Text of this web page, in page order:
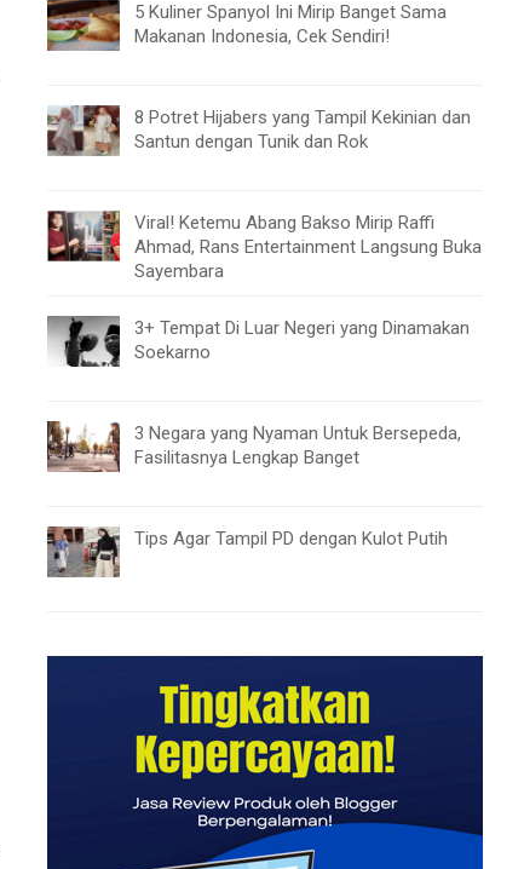
5 Kuliner Spanyol Ini Mirip Banget Sama
Makanan Indonesia, Cek Sendiri!
8 Potret Hijabers yang Tampil Kekinian dan
Santun dengan Tunik dan Rok
Viral! Ketemu Abang Bakso Mirip Raffi
Ahmad, Rans Entertainment Langsung Buka
Sayembara
3+ Tempat Di Luar Negeri yang Dinamakan
Soekarno
3 Negara yang Nyaman Untuk Bersepeda,
Fasilitasnya Lengkap Banget
Tips Agar Tampil PD dengan Kulot Putih